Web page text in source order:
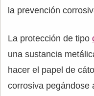
la prevención
La protección de tipo
una sustancia
hacer el papel de
corrosiva pegándose